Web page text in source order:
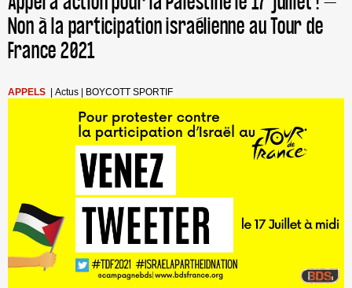
SUR
LA
ROUTE
FRANCE
Non à la participation israélienne au Tour de
France 2021
APPELS Actus| BOYCOTT SPORTIF